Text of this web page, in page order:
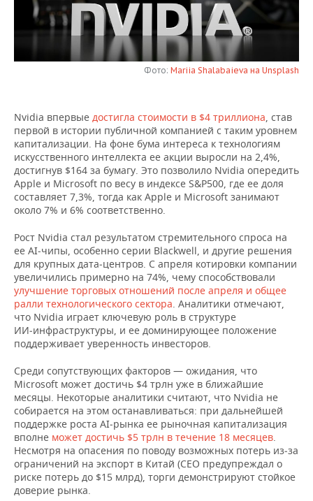
НЕФТЕХИМИЯ
РОЗНИЧНАЯ ТОРГОВЛЯ
ТРАНСПОРТ
НОВОСТИ ТЕХНОЛОГИЙ
IT
ТЕЛЕКОММУНИКАЦИИ
МЕРОПРИЯТИЯ
НОВОСТИ МЕРОПРИЯТИЙ
БИЗНЕС-БРАНЧИ
ONLINE-КОНФЕРЕНЦИИ
ОТКРЫТАЯ ЛЕКЦИЯ
СПОРТ
ФУТБОЛ
ХОККЕЙ
БАСКЕТБОЛ
КИБЕРСПОРТ
ФИГУРНОЕ КАТАНИЕ
ВОДНЫЕ ВИДЫ СПОРТА
ХОККЕЙ С МЯЧОМ
НОВОСТИ ОБЩЕСТВА
ВЛАСТЬ
ИНФРАСТРУКТУРА
КУЛЬТУРА
МЕДИЦИНА
ОБРАЗОВАНИЕ
ПРОИСШЕСТВИЯ
ФОТОГАЛЕРЕЯ
СЮЖЕТЫ
СПРАВОЧНИК
СПИСОК КОМПАНИЙ
Фото: Mariia Shalabaieva на Unsplash
Nvidia впервые достигла стоимости в $4 триллиона, став
первой в истории публичной компанией с таким уровнем
капитализации. На фоне бума интереса к технологиям
искусственного интеллекта ее акции выросли на 2,4%,
достигнув $164 за бумагу. Это позволило Nvidia опередить
Apple и Microsoft по весу в индексе S&P500, где ее доля
составляет 7,3%, тогда как Apple и Microsoft занимают
около 7% и 6% соответственно.
Рост Nvidia стал результатом стремительного спроса на
ее AI‑чипы, особенно серии Blackwell, и другие решения
для крупных дата‑центров. С апреля котировки компании
увеличились примерно на 74%, чему способствовали
улучшение торговых отношений после апреля и общее
ралли технологического сектора. Аналитики отмечают,
что Nvidia играет ключевую роль в структуре
ИИ‑инфраструктуры, и ее доминирующее положение
поддерживает уверенность инвесторов.
Среди сопутствующих факторов — ожидания, что
Microsoft может достичь $4 трлн уже в ближайшие
месяцы. Некоторые аналитики считают, что Nvidia не
собирается на этом останавливаться: при дальнейшей
поддержке роста AI‑рынка ее рыночная капитализация
вполне может достичь $5 трлн в течение 18 месяцев.
Несмотря на опасения по поводу возможных потерь из‑за
ограничений на экспорт в Китай (CEO предупреждал о
риске потерь до $15 млрд), торги демонстрируют стойкое
доверие рынка.